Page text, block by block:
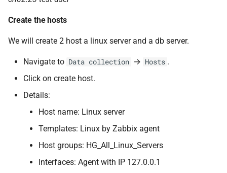
Create the hosts
We will create 2 host a linux server and a db server.
Navigate to Data collection → Hosts .
Click on create host.
Details:
Host name: Linux server
Templates: Linux by Zabbix agent
Host groups: HG_All_Linux_Servers
Interfaces: Agent with IP 127.0.0.1